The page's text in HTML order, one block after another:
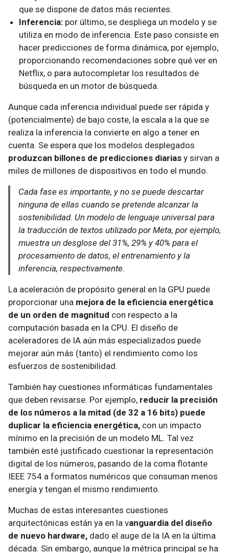
que se dispone de datos más recientes.
Inferencia: por último, se despliega un modelo y se
utiliza en modo de inferencia. Este paso consiste en
hacer predicciones de forma dinámica, por ejemplo,
proporcionando recomendaciones sobre qué ver en
Netflix, o para autocompletar los resultados de
búsqueda en un motor de búsqueda.
Aunque cada inferencia individual puede ser rápida y
(potencialmente) de bajo coste, la escala a la que se
realiza la inferencia la convierte en algo a tener en
cuenta. Se espera que los modelos desplegados
produzcan billones de predicciones diarias y sirvan a
miles de millones de dispositivos en todo el mundo.
Cada fase es importante, y no se puede descartar
ninguna de ellas cuando se pretende alcanzar la
sostenibilidad. Un modelo de lenguaje universal para
la traducción de textos utilizado por Meta, por ejemplo,
muestra un desglose del 31%, 29% y 40% para el
procesamiento de datos, el entrenamiento y la
inferencia, respectivamente.
La aceleración de propósito general en la GPU puede
proporcionar una mejora de la eficiencia energética
de un orden de magnitud con respecto a la
computación basada en la CPU. El diseño de
aceleradores de IA aún más especializados puede
mejorar aún más (tanto) el rendimiento como los
esfuerzos de sostenibilidad.
También hay cuestiones informáticas fundamentales
que deben revisarse. Por ejemplo, reducir la precisión
de los números a la mitad (de 32 a 16 bits) puede
duplicar la eficiencia energética, con un impacto
mínimo en la precisión de un modelo ML. Tal vez
también esté justificado cuestionar la representación
digital de los números, pasando de la coma flotante
IEEE 754 a formatos numéricos que consuman menos
energía y tengan el mismo rendimiento.
Muchas de estas interesantes cuestiones
arquitectónicas están ya en la vanguardia del diseño
de nuevo hardware, dado el auge de la IA en la última
década. Sin embargo, aunque la métrica principal se ha